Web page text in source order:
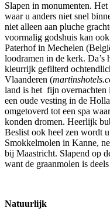
Slapen in monumenten.
waar u anders niet snel
niet alleen aan pluche
voormalig godshuis kan
Paterhof in Mechelen
loodramen in de kerk.
kleurrijk gefilterd
Vlaanderen (
land is het fijn overnachten
een oude vesting in de
omgetoverd tot een spa
konden dromen. Heerlijk
Beslist ook heel zen wordt
Smokkelmolen in Kanne,
bij Maastricht. Slapend op
want de graanmolen is
Natuurlijk